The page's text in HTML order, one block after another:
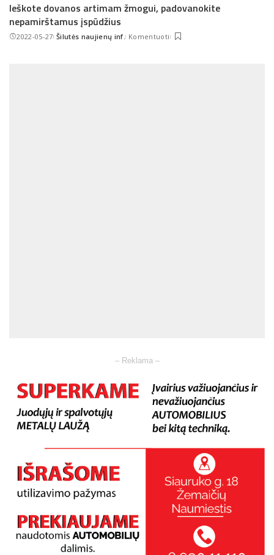
Ieškote dovanos artimam žmogui, padovanokite
nepamirštamus įspūdžius
2022-05-27Posted
Šilutės naujienų inf. Komentuoti
– Reklama –